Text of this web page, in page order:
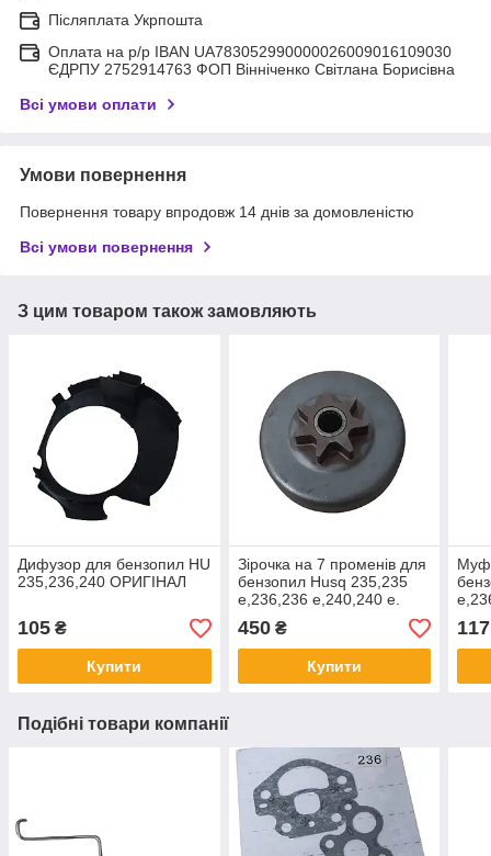
Післяплата Укрпошта
Оплата на р/р IBAN UA783052990000026009016109030
ЄДРПУ 2752914763 ФОП Вінніченко Світлана Борисівна
Всі умови оплати
Умови повернення
Повернення товару впродовж 14 днів за домовленістю
Всі умови повернення
З цим товаром також замовляють
Дифузор для бензопил HU
235,236,240 ОРИГІНАЛ
105 ₴
Купити
Зірочка на 7 променів для
бензопил Husq 235,235
e,236,236 e,240,240 e.
450₴
Купити
117
Подібні товари компанії